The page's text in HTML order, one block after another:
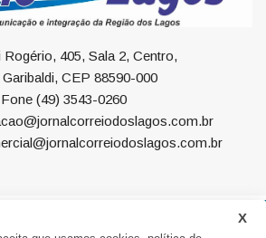
Rogério, 405, Sala 2, Centro,
Garibaldi, CEP 88590-000
Fone (49) 3543-0260
Economia Saúde Variedades